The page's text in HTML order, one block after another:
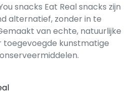
snacks Eat Real snacks zijn
alternatief, zonder in te
van echte, natuurlijke
toegevoegde kunstmatige